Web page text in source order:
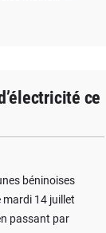
ce
béninoises
mardi 14 juillet
passant par